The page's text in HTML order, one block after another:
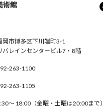
術館
岡市博多区下川端町3-1
バレインセンタービル7・8階
263-1100
263-1105
〜 18:00（金曜・土曜は20:00まで）